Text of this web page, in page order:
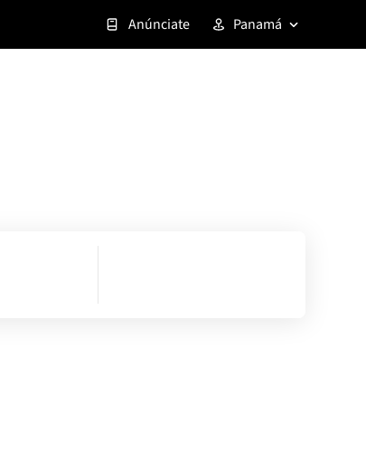
Anúnciate Panamá